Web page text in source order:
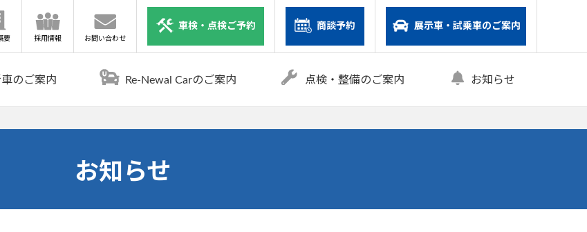
要 採用情報 お問い合わせ
車検・点検ご予約 商談予約 展示車・試乗車のご案内
のご案内 Re-Newal Carのご案内 点検・整備のご案内 お知らせ
お知らせ